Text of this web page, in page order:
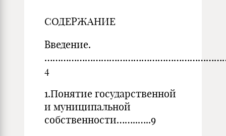
СОДЕРЖАНИЕ
Введение.
4
1.Понятие государственной
и муниципальной
собственности……..…..9